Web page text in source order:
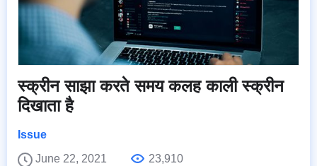
स्क्रीन साझा करते समय कलह काली स्क्रीन
दिखाता है
Issue
June 22, 2021
23,910